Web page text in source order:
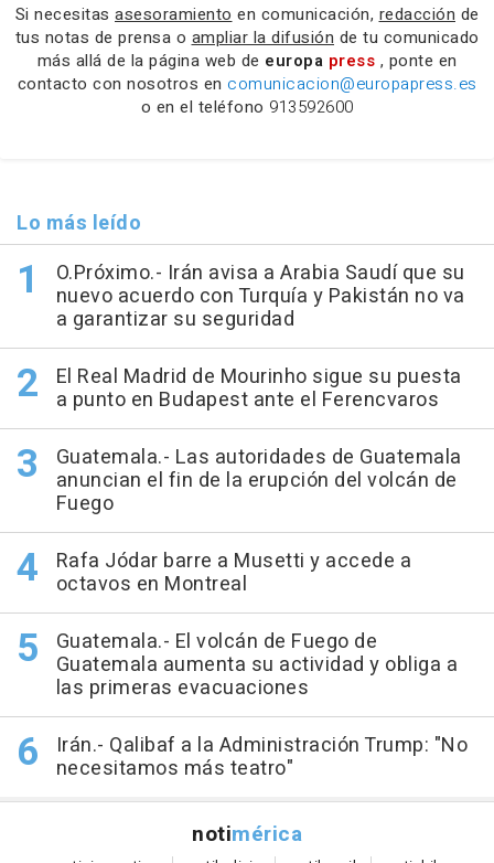
Si necesitas asesoramiento en comunicación, redacción de
tus notas de prensa o ampliar la difusión de tu comunicado
más allá de la página web de europa press , ponte en
contacto con nosotros en comunicacion@europapress.es
o en el teléfono 913592600
Lo más leído
O.Próximo.- Irán avisa a Arabia Saudí que su
nuevo acuerdo con Turquía y Pakistán no va
a garantizar su seguridad
El Real Madrid de Mourinho sigue su puesta
a punto en Budapest ante el Ferencvaros
Guatemala.- Las autoridades de Guatemala
anuncian el fin de la erupción del volcán de
Fuego
Rafa Jódar barre a Musetti y accede a
octavos en Montreal
Guatemala.- El volcán de Fuego de
Guatemala aumenta su actividad y obliga a
las primeras evacuaciones
Irán.- Qalibaf a la Administración Trump: "No
necesitamos más teatro"
notimérica